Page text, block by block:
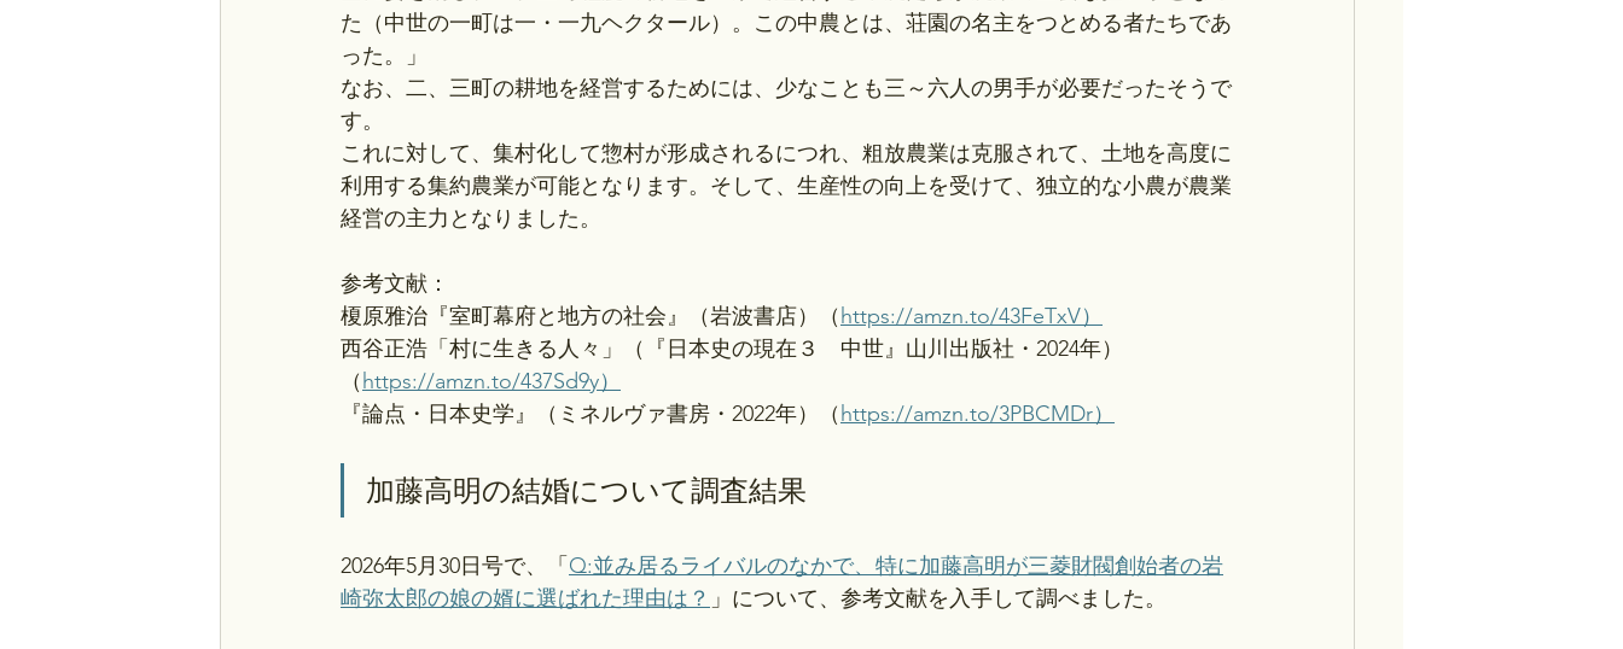
た（中世の一町は一・一九ヘクタール）。この中農とは、荘園の名主をつとめる者たちであ
った。」
なお、二、三町の耕地を経営するためには、少なことも三～六人の男手が必要だったそうで
す。
これに対して、集村化して惣村が形成されるにつれ、粗放農業は克服されて、土地を高度に
利用する集約農業が可能となります。そして、生産性の向上を受けて、独立的な小農が農業
経営の主力となりました。
参考文献：
榎原雅治『室町幕府と地方の社会』（岩波書店）（ https://amzn.to/43FeTxV）
西谷正浩「村に生きる人々」（『日本史の現在３　中世』山川出版社・2024年）
（ https://amzn.to/437Sd9y）
『論点・日本史学』（ミネルヴァ書房・2022年）（ https://amzn.to/3PBCMDr）
加藤高明の結婚について調査結果
2026年5月30日号で、「 Q:並み居るライバルのなかで、特に加藤高明が三菱財閥創始者の岩
崎弥太郎の娘の婿に選ばれた理由は？ 」について、参考文献を入手して調べました。